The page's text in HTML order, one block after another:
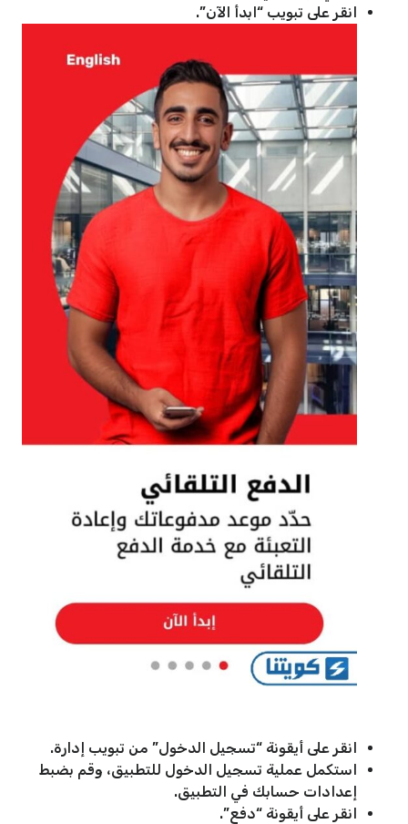
انقر على تبويب “ابدأ الآن”.
انقر على أيقونة “تسجيل الدخول” من تبويب إدارة.
استكمل عملية تسجيل الدخول للتطبيق، وقم بضبط
إعدادات حسابك في التطبيق.
انقر على أيقونة “دفع”.